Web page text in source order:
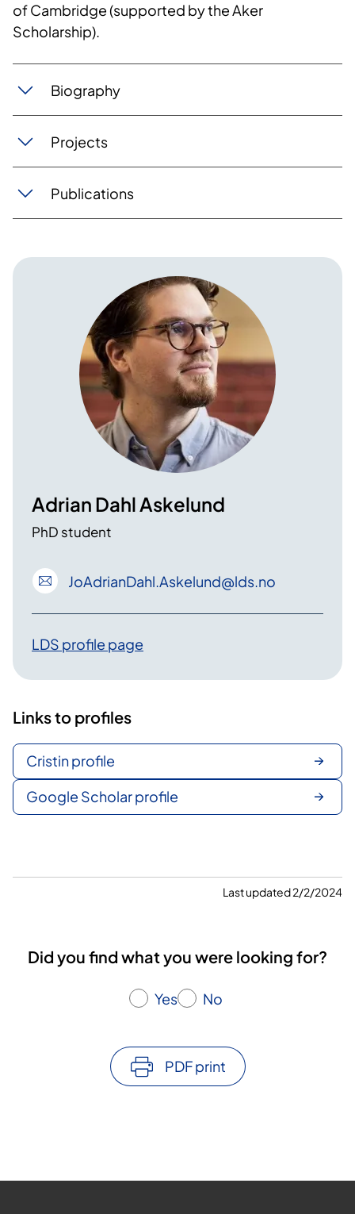
of Cambridge (supported by the Aker
Scholarship).
Biography
Projects
Publications
Adrian Dahl Askelund
PhD student
JoAdrianDahl .Askelund@lds .no
LDS profile page
Links to profiles
Cristin profile
Google Scholar profile
Last updated 2/2/2024
Did you find what you were looking for?
Yes No
PDF print